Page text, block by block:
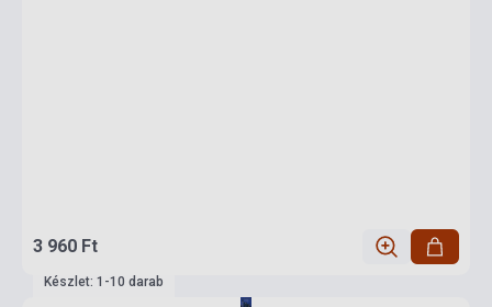
3 960 Ft
Készlet: 1-10 darab